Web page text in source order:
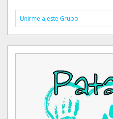
Unirme a este Grupo